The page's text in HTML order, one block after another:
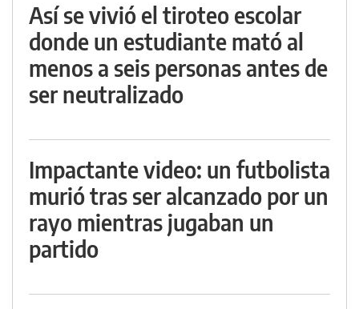
Así se vivió el tiroteo escolar
donde un estudiante mató al
menos a seis personas antes de
ser neutralizado
Impactante video: un futbolista
murió tras ser alcanzado por un
rayo mientras jugaban un
partido